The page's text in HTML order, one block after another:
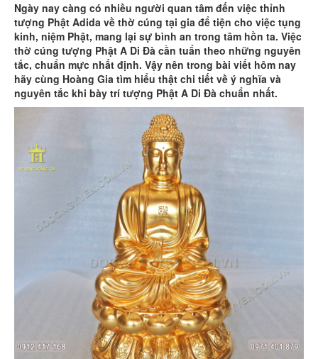
Ngày nay càng có nhiều người quan tâm đến việc thỉnh
tượng Phật Adida về thờ cúng tại gia để tiện cho việc tụng
kinh, niệm Phật, mang lại sự bình an trong tâm hồn ta. Việc
thờ cúng tượng Phật A Di Đà cần tuẩn theo những nguyên
tắc, chuẩn mực nhất định. Vậy nên trong bài viết hôm nay
hãy cùng Hoàng Gia tìm hiểu thật chi tiết về ý nghĩa và
nguyên tắc khi bày trí tượng Phật A Di Đà chuẩn nhất.